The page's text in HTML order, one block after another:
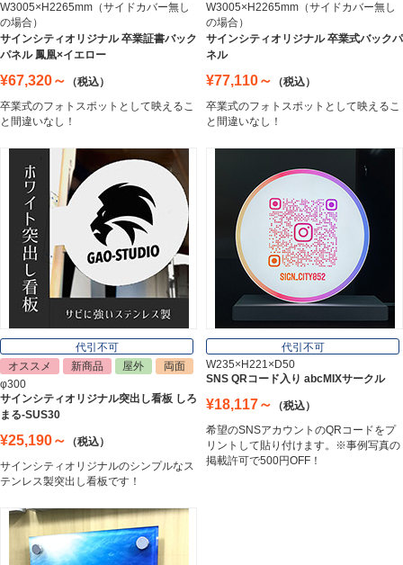
ステンレス切文字
Stainless Sign
エッチングプレート
郵便ポスト
Post
Nameplate
W3005×H2265mm（サイドカバー無し
の場合）
サインシティオリジナル 卒業証書バック
パネル 鳳凰×イエロー
¥67,320～
（税込）
卒業式のフォトスポットとして映えるこ
と間違いなし！
W3005×H2265mm（サイドカバー無し
の場合）
サインシティオリジナル 卒業式バックパ
ネル
¥77,110～
（税込）
卒業式のフォトスポットとして映えるこ
と間違いなし！
代引不可
オススメ
新商品 屋外
両面
φ300
サインシティオリジナル突出し看板 しろ
まる-SUS30
¥25,190～
（税込）
サインシティオリジナルのシンプルなス
テンレス製突出し看板です！
代引不可
W235×H221×D50
SNS QRコード入り abcMIXサークル
¥18,117～
（税込）
希望のSNSアカウントのQRコードをプ
リントして貼り付けます。※事例写真の
掲載許可で500円OFF！